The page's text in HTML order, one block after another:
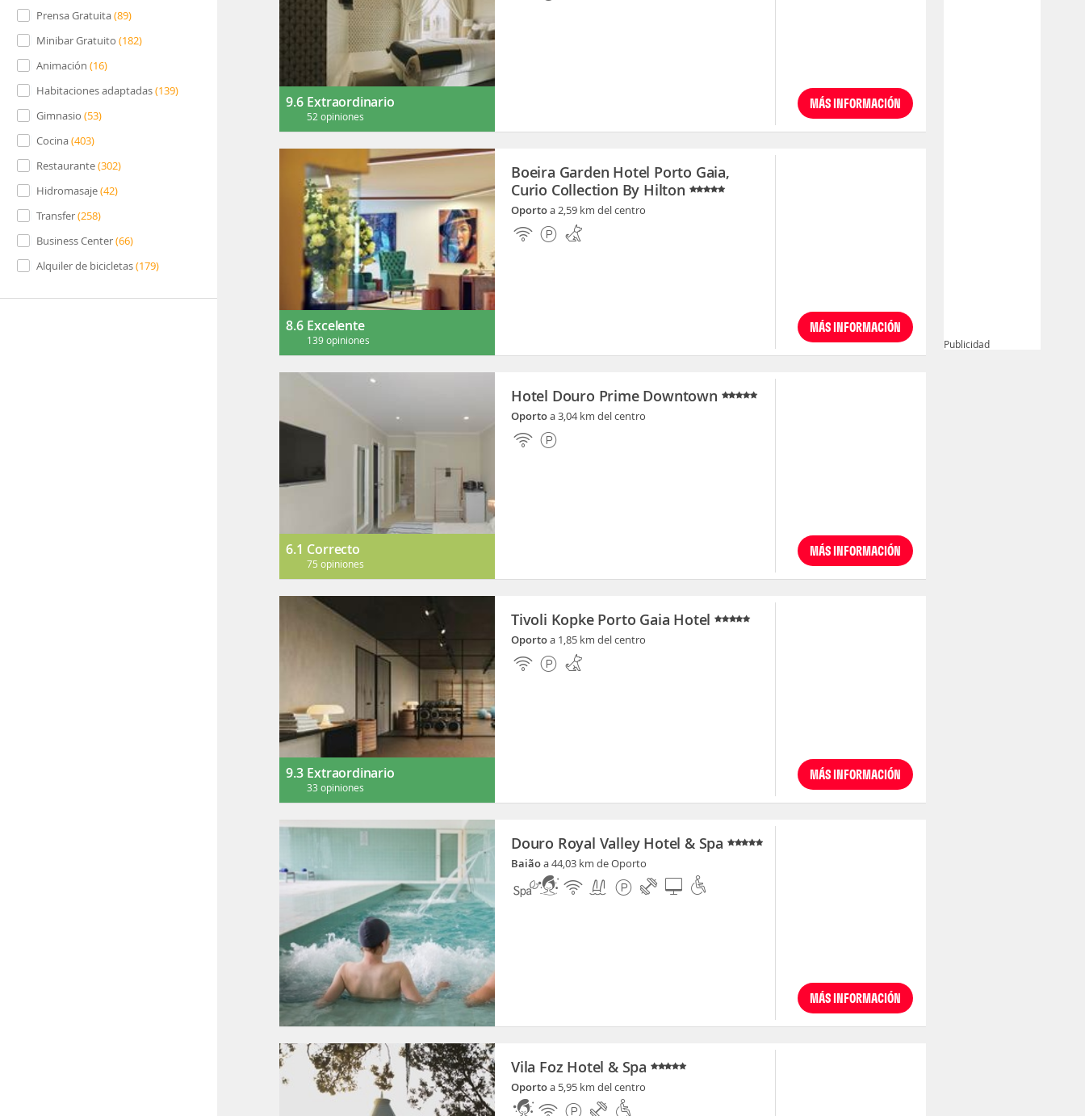
Prensa Gratuita(89)
Minibar Gratuito (182)
Animación (16)
Habitaciones adaptadas(139)
Gimnasio (53)
Cocina(403)
Restaurante(302)
Hidromasaje(42)
Transfer(258)
Business Center(66)
Alquiler de bicicletas(179)
9.6 Extraordinario
52 opiniones
MÁS INFORMACIÓN
8.6 Excelente
139 opiniones
Boeira Garden Hotel Porto Gaia,
Curio Collection By Hilton
Oportoa 2,59 km del centro
MÁS INFORMACIÓN
6.1 Correcto
75 opiniones
Hotel Douro Prime Downtown
Oportoa 3,04 km del centro
MÁS INFORMACIÓN
9.3 Extraordinario
33 opiniones
Tivoli Kopke Porto Gaia Hotel
Oportoa 1,85 km del centro
MÁS INFORMACIÓN
Douro Royal Valley Hotel & Spa
Baiãoa 44,03 km de Oporto
MÁS INFORMACIÓN
Vila Foz Hotel & Spa
Oportoa 5,95 km del centro
Publicidad